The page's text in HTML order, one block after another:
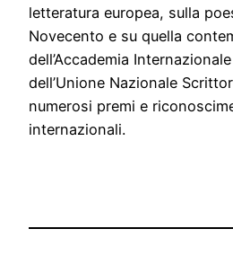
letteratura europea, sulla
Novecento e su quella
dell’Accademia
dell’Unione Nazionale
numerosi premi e
internazionali.